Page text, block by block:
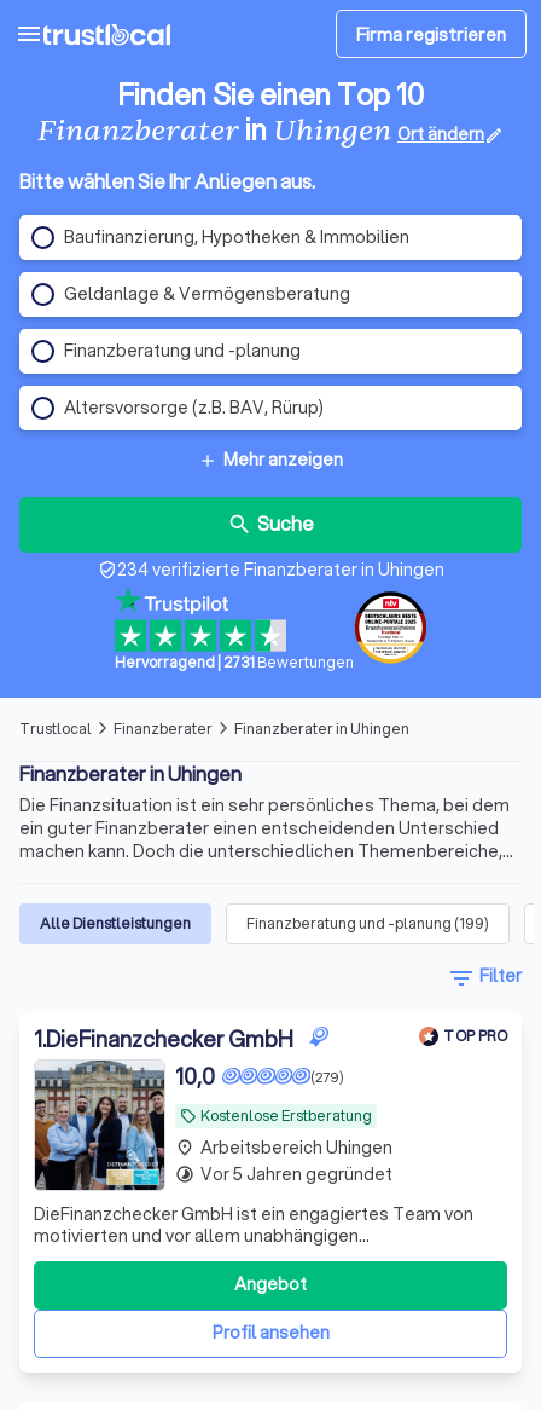
menu Firma registrieren
Finden Sie einen Top 10
Finanzberaterin Uhingen Ort ändernedit
Bitte wählen Sie Ihr Anliegen aus.
Baufinanzierung, Hypotheken & Immobilien
Geldanlage & Vermögensberatung
Finanzberatung und -planung
Altersvorsorge (z.B. BAV, Rürup)
add Mehr anzeigen
search Suche
verified_user234 verifizierte Finanzberater in Uhingen
Hervorragend| 2731 Bewertungen
Trustlocal arrow_forward_ios Finanzberater arrow_forward_ios Finanzberater in Uhingen
Finanzberater in Uhingen
Die Finanzsituation ist ein sehr persönliches Thema, bei dem
ein guter Finanzberater einen entscheidenden Unterschied
machen kann. Doch die unterschiedlichen Themenbereiche,
nach dem richtigen Berater schnell kompliziert. Wir bieten
Ihnen für Ihre Finanzen Experten für Versicherungen,
Immobilienfinanzierungen, Geldanlagen, Altersvorsorge und
vieles mehr. Finden Sie jetzt mit Trustlocal den besten
Alle Dienstleistungen Finanzberatung und -planung (199)
filter_list Filter
1.DieFinanzchecker GmbH TOP PRO
local_offer Kostenlose Erstberatung
(279)
10,0
DieFinanzchecker GmbH ist ein engagiertes Team von
motivierten und vor allem unabhängigen
Finanz-/Versicherungsmaklern aus dem Münsterland. Seit
2012 bieten wir unseren Kunden individuelle und
zielorientierte Produkte an, wobei wir den Fokus auf
Transparenz und Verständlichkeit setzen. Wir sind uns
Profil ansehen
Angebot
place Arbeitsbereich Uhingen
timelapse Vor 5 Jahren gegründet